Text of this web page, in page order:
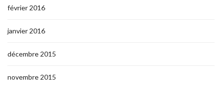
février 2016
janvier 2016
décembre 2015
novembre 2015